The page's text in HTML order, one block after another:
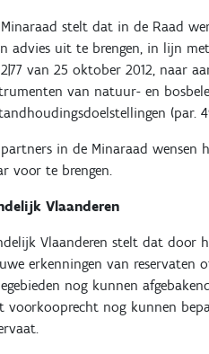
Minaraad stelt dat in de Raad
advies uit te brengen, in lijn
van 25 oktober 2012, naar
van natuur- en
(par.
partners in de Minaraad wensen
voor te brengen.
Vlaanderen
Vlaanderen stelt dat door
erkenningen van reservaten
nog kunnen
voorkooprecht nog kunnen